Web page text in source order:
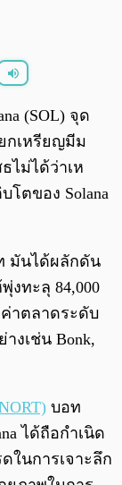
(SOL) จุด
กเหรียญมีม
ไม่ได้ว่าเห
ตของ Solana
มันได้ผลักดัน
งทะลุ 84,000
าตลาดระดับ
งเช่น Bonk,
บอท
ได้ถือกำเนิด
ในการเจาะลึก